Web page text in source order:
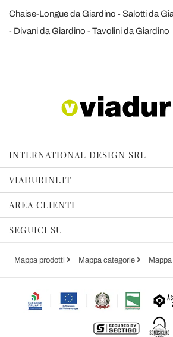
Chaise-Longue da Giardino
Salotti da
Divani da Giardino
Tavolini da Giardino
INTERNATIONAL DESIGN SRL
VIADURINI.IT
AREA CLIENTI
SEGUICI SU
Mappa prodotti Mappa categorie